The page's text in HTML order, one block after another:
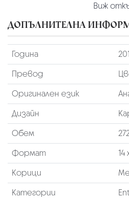
Виж
ДОПЪЛНИТЕЛНА
Година
Превод
Оригинален език
Дизайн
Обем
Формат
14
Корици
Категории